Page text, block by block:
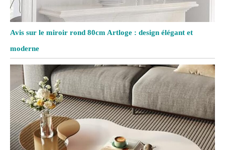
Avis sur le miroir rond 80cm Artloge : design élégant et
moderne